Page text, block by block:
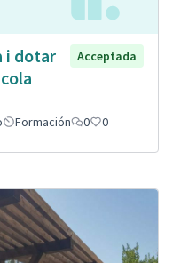
i dotar
Acceptada
Formación 0 0